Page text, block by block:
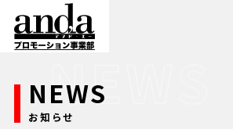
NEWS
お知らせ